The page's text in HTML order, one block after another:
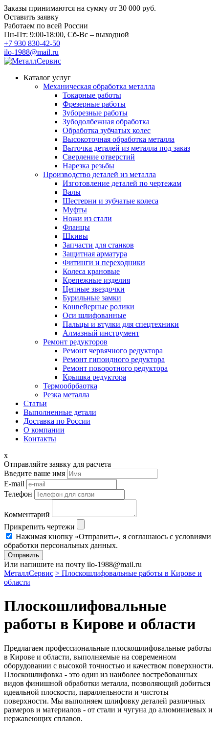
Заказы принимаются на сумму от 30 000 руб.
Оставить заявку
Работаем по всей России
Пн-Пт: 9:00-18:00, Сб-Вс – выходной
+7 930 830-42-50
ilo-1988@mail.ru
Каталог услуг
Механическая обработка металла
Токарные работы
Фрезерные работы
Зуборезные работы
Зубодолбежная обработка
Обработка зубчатых колес
Высокоточная обработка металла
Выточка деталей из металла под заказ
Сверление отверстий
Нарезка резьбы
Производство деталей из металла
Изготовление деталей по чертежам
Валы
Шестерни и зубчатые колеса
Муфты
Ножи из стали
Фланцы
Шкивы
Запчасти для станков
Защитная арматура
Фитинги и переходники
Колеса крановые
Крепежные изделия
Цепные звездочки
Бурильные замки
Конвейерные ролики
Оси шлифованные
Пальцы и втулки для спецтехники
Алмазный инструмент
Ремонт редукторов
Ремонт червячного редуктора
Ремонт гипоидного редуктора
Ремонт поворотного редуктора
Крышка редуктора
Термообрбаотка
Резка металла
Статьи
Выполненные детали
Доставка по России
О компании
Контакты
x
Отправляйте заявку для расчета
Введите ваше имя
E-mail
Телефон
Комментарий
Прикрепить чертежи
Нажимая кнопку «Отправить», я соглашаюсь с условиями
обработки персональных данных.
Отправить
Или напишите на почту ilo-1988@mail.ru
МеталлСервис > Плоскошлифовальные работы в Кирове и
области
Плоскошлифовальные
работы в Кирове и области
Предлагаем профессиональные плоскошлифовальные работы
в Кирове и области, выполняемые на современном
оборудовании с высокой точностью и качеством поверхности.
Плоскошлифовка - это один из наиболее востребованных
видов финишной обработки металла, позволяющий добиться
идеальной плоскости, параллельности и чистоты
поверхности. Мы выполняем шлифовку деталей различных
размеров и материалов - от стали и чугуна до алюминиевых и
нержавеющих сплавов.